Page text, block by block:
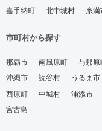
嘉手納町
北中城村 糸満
市町村から探す
那覇市 南風原町 与那原
沖縄市
読谷村 うるま市
西原町
中城村 浦添市
宮古島